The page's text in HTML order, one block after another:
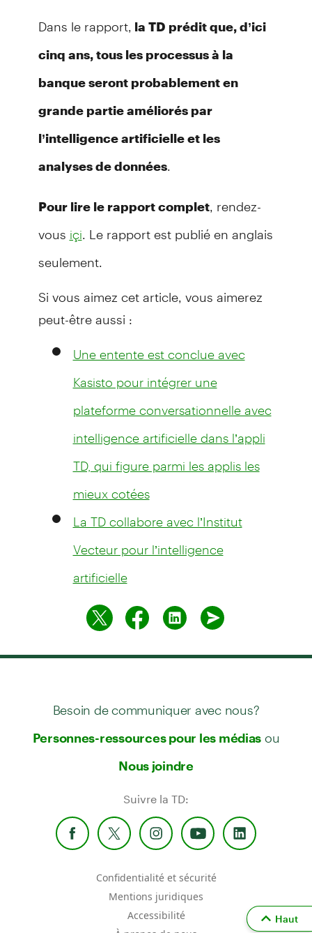
Dans le rapport, la TD prédit que, d’ici
cinq ans, tous les processus à la
banque seront probablement en
grande partie améliorés par
l’intelligence artificielle et les
analyses de données.
Pour lire le rapport complet, rendez-
vous içi . Le rapport est publié en anglais
seulement.
Si vous aimez cet article, vous aimerez
peut-être aussi :
Une entente est conclue avec
Kasisto pour intégrer une
plateforme conversationnelle avec
intelligence artificielle dans l’appli
TD, qui figure parmi les applis les
mieux cotées
La TD collabore avec l’Institut
Vecteur pour l’intelligence
artificielle
Besoin de communiquer avec nous?
Personnes-ressources pour les médias ou
Nous joindre
Suivre la TD:
Confidentialité et sécurité
Mentions juridiques
Accessibilité
Haut